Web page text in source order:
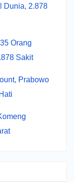
Dunia, 2.878
Orang
Sakit
Prabowo